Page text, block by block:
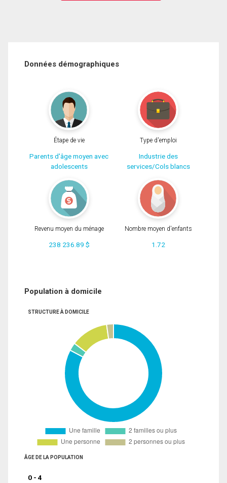
Données démographiques
Étape de vie
Parents d'âge moyen avec
adolescents
Type d'emploi
Industrie des
services/Cols blancs
Revenu moyen du ménage
238 236.89 $
Nombre moyen d'enfants
1.72
Population à domicile
STRUCTURE À DOMICILE
ÂGE DE LA POPULATION
0 - 4